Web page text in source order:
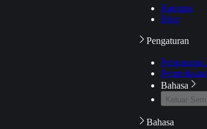
Bantuan
Blog
Pengaturan
Pengaturan
Bahasa
Keluar
Bahasa